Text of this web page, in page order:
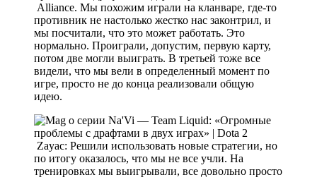
Alliance. Мы похожим играли на кланваре, где-то
противник не настолько жестко нас законтрил, и
мы посчитали, что это может работать. Это
нормально. Проиграли, допустим, первую карту,
потом две могли выиграть. В третьей тоже все
видели, что мы вели в определенный момент по
игре, просто не до конца реализовали общую
идею.
Zayac: Решили использовать новые стратегии, но
по итогу оказалось, что мы не все учли. На
тренировках мы выигрывали, все довольно просто